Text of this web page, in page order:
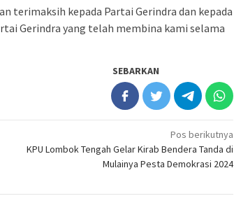
terimaksih kepada Partai Gerindra dan kepada
Gerindra yang telah membina kami selama
SEBARKAN
Pos berikutnya
KPU Lombok Tengah Gelar Kirab Bendera Tanda di
Mulainya Pesta Demokrasi 2024